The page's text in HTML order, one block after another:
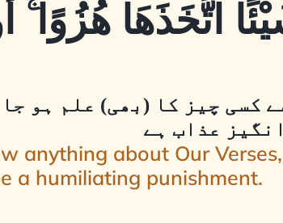
اتَّخَذَهَا هُزُوًا
کسی چیز کا (بھی) علم ہو
عذاب ہے
anything about Our
a humiliating punishment.